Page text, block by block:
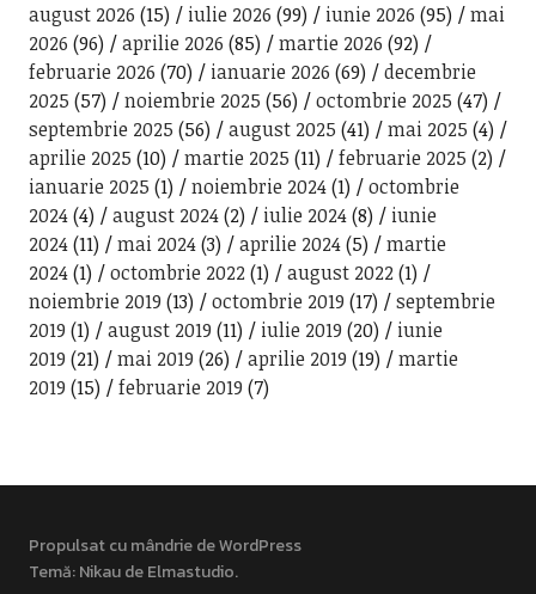
august 2026 (15) iulie 2026 (99) iunie 2026 (95)
mai
2026 (96) aprilie 2026 (85) martie 2026 (92)
februarie 2026 (70) ianuarie 2026 (69)
decembrie
2025 (57) noiembrie 2025 (56) octombrie 2025 (47)
septembrie 2025 (56) august 2025 (41) mai 2025 (4)
aprilie 2025 (10) martie 2025 (11) februarie 2025 (2)
ianuarie 2025 (1) noiembrie 2024(1)
octombrie
2024(4) august 2024(2) iulie 2024(8)
iunie
2024(11) mai 2024(3) aprilie 2024(5)
martie
2024(1) octombrie 2022(1) august 2022(1)
noiembrie 2019 (13) octombrie 2019 (17)
septembrie
2019 (1) august 2019 (11) iulie 2019 (20)
iunie
2019 (21) mai 2019 (26) aprilie 2019 (19)
martie
2019 (15) februarie 2019 (7)
Propulsat cu mândrie de WordPress
Temă: Nikau deElmastudio.